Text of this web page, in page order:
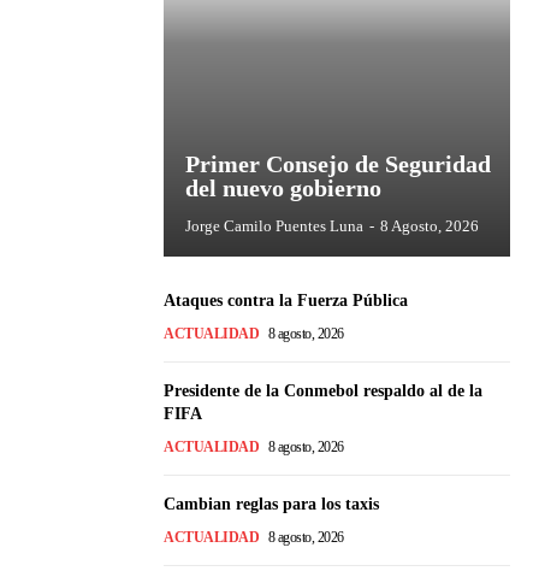
Primer Consejo de Seguridad
del nuevo gobierno
Jorge Camilo Puentes Luna - 8 Agosto, 2026
Ataques contra la Fuerza Pública
ACTUALIDAD 8 agosto, 2026
Presidente de la Conmebol respaldo al de la
FIFA
ACTUALIDAD 8 agosto, 2026
Cambian reglas para los taxis
ACTUALIDAD 8 agosto, 2026